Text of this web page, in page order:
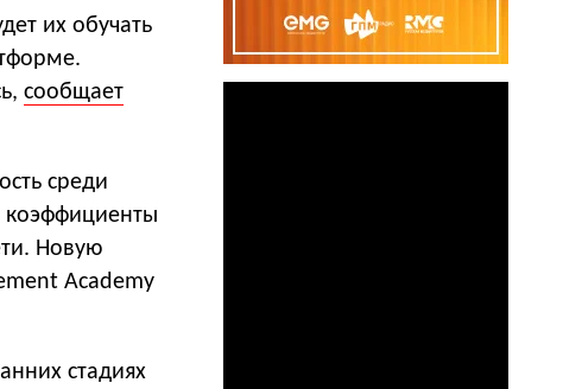
их обучать
сообщает
среди
коэффициенты
Новую
Academy
стадиях